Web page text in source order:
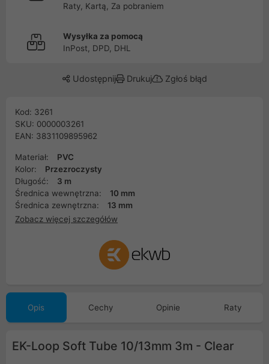
Raty, Kartą, Za pobraniem
Wysyłka za pomocą
InPost, DPD, DHL
Udostępnij Drukuj Zgłoś błąd
Kod: 3261
SKU: 0000003261
EAN: 3831109895962
Materiał:
PVC
Kolor:
Przezroczysty
Długość:
3 m
Średnica wewnętrzna:
10 mm
Średnica zewnętrzna:
13 mm
Zobacz więcej szczegółów
Opis Cechy Opinie Raty
EK-Loop Soft Tube 10/13mm 3m - Clear